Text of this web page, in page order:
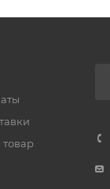
товар